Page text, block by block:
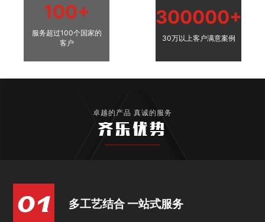
100+
服务超过100个国家的
客户
300000+
30万以上客户满意案例
卓越的产品 真诚的服务
齐乐优势
多工艺结合 一站式服务